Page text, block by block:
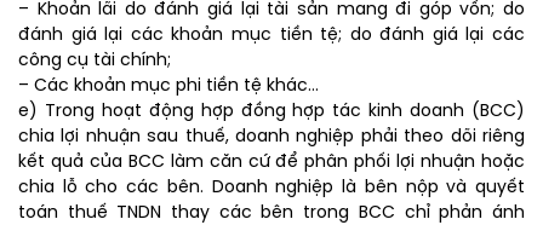
– Khoản lãi do đánh giá lại tài sản mang đi góp vốn; do
đánh giá lại các khoản mục tiền tệ; do đánh giá lại các
công cụ tài chính;
– Các khoản mục phi tiền tệ khác…
e) Trong hoạt động hợp đồng hợp tác kinh doanh (BCC)
chia lợi nhuận sau thuế, doanh nghiệp phải theo dõi riêng
kết quả của BCC làm căn cứ để phân phối lợi nhuận hoặc
chia lỗ cho các bên. Doanh nghiệp là bên nộp và quyết
toán thuế TNDN thay các bên trong BCC chỉ phản ánh